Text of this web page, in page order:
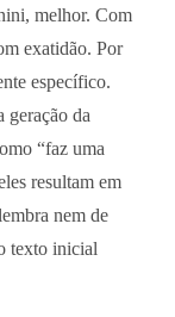
melhor. Com
exatidão. Por
específico.
geração da
“faz uma
resultam em
nem de
texto inicial